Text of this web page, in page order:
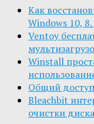
Как
Windows 10,
Ventoy
Winstall
Общий
Bleachbit
очистки